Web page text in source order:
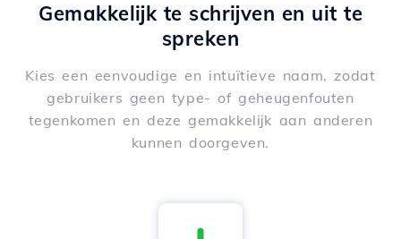
Gemakkelijk te schrijven en uit te
spreken
Kies een eenvoudige en intuïtieve naam, zodat
gebruikers geen type- of geheugenfouten
tegenkomen en deze gemakkelijk aan anderen
kunnen doorgeven.